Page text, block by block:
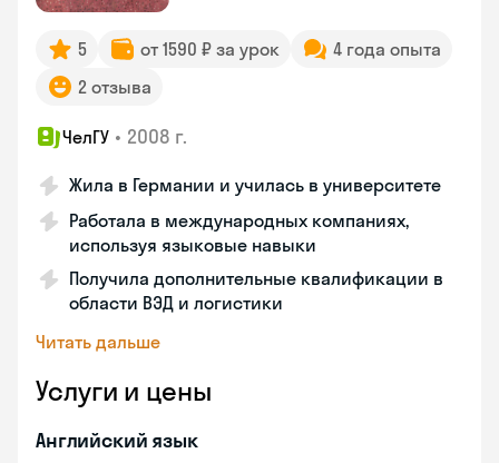
5 от 1590 ₽ за урок
4 года опыта
2 отзыва
ЧелГУ • 2008 г.
Жила в Германии и училась в университете
Работала в международных компаниях,
используя языковые навыки
Получила дополнительные квалификации в
области ВЭД и логистики
Читать дальше
Услуги и цены
Английский язык